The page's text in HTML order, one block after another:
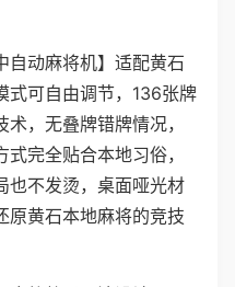
自动麻将机】适配黄石
式可自由调节，136张牌
，无叠牌错牌情况，
完全贴合本地习俗，
也不发烫，桌面哑光材
原黄石本地麻将的竞技